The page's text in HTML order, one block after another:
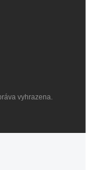
vyhrazena.